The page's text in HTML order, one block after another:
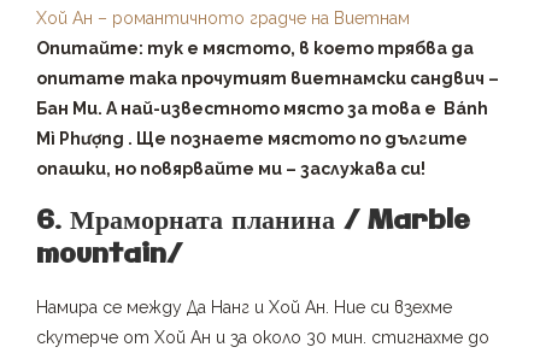
Хой Ан – романтичното градче на Виетнам
Опитайте: тук е мястото, в което трябва да
опитате така прочутият виетнамски сандвич –
Бан Ми. А най-известното място за това е Bánh
Mì Phượng . Ще познаете мястото по дългите
опашки, но повярвайте ми – заслужава си!
6. Мраморната планина / Marble
mountain/
Намира се между Да Нанг и Хой Ан. Ние си взехме
скутерче от Хой Ан и за около 30 мин. стигнахме до